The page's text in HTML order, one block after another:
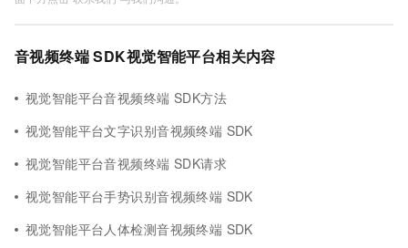
音视频终端 SDK视觉智能平台相关内容
视觉智能平台音视频终端 SDK方法
视觉智能平台文字识别音视频终端 SDK
视觉智能平台音视频终端 SDK请求
视觉智能平台手势识别音视频终端 SDK
视觉智能平台人体检测音视频终端 SDK